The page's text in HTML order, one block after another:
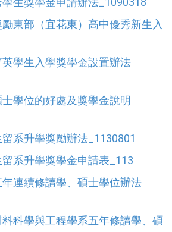
東部（宜花東）高中優秀新生入
學生入學獎學金設置辦法
學位的好處及獎學金說明
系升學獎勵辦法_1130801
系升學獎學金申請表_113
連續修讀學、碩士學位辦法
科學與工程學系五年修讀學、碩